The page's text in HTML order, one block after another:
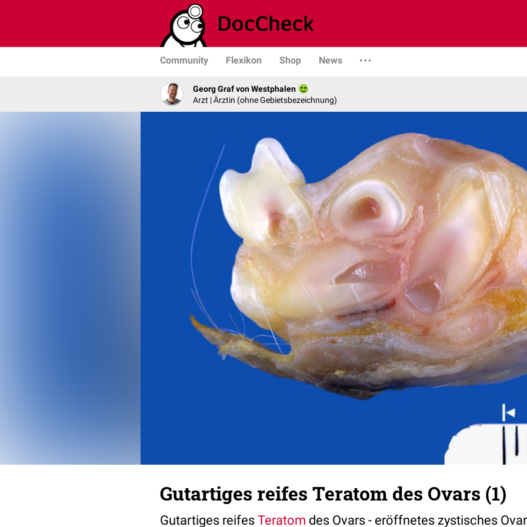
Community Flexikon Shop News
Georg Graf von Westphalen
Arzt | Ärztin (ohne Gebietsbezeichnung)
Gutartiges reifes Teratom des Ovars (1)
Gutartiges reifes Teratom des Ovars - eröffnetes zystisches